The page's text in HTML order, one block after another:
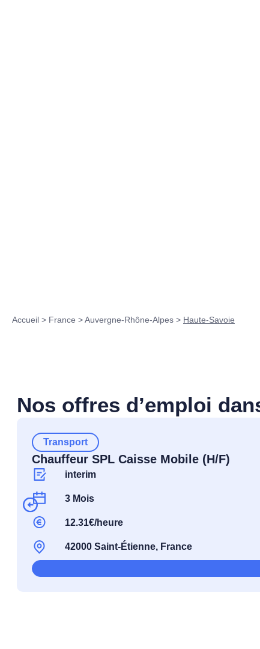
Accueil > France >Auvergne-Rhône-Alpes > Haute-Savoie
Nos offres d’emploi
Transport
Chauffeur SPL Caisse Mobile (H/F)
interim
3 Mois
12.31€/heure
42000 Saint-Étienne, France